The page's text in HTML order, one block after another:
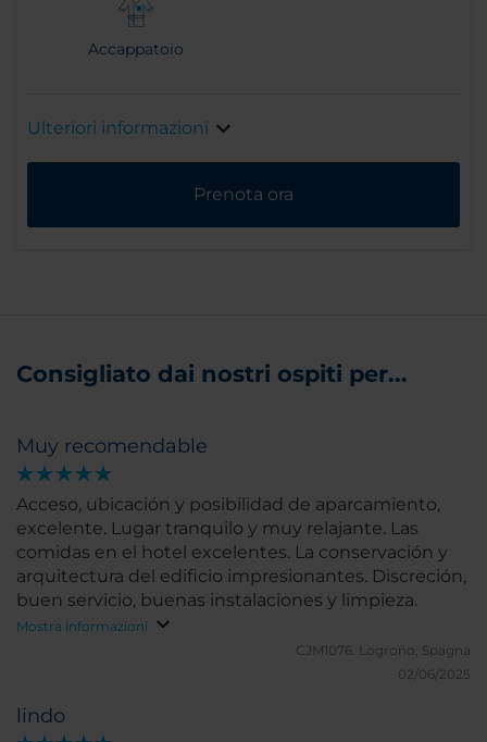
Accappatoio
Ulteriori informazioni
Prenota ora
Consigliato dai nostri ospiti per...
Muy recomendable
Acceso, ubicación y posibilidad de aparcamiento,
excelente. Lugar tranquilo y muy relajante. Las
comidas en el hotel excelentes. La conservación y
arquitectura del edificio impresionantes. Discreción,
buen servicio, buenas instalaciones y limpieza.
Mostra informazioni
CJM1076. Logroño, Spagna
02/06/2025
lindo